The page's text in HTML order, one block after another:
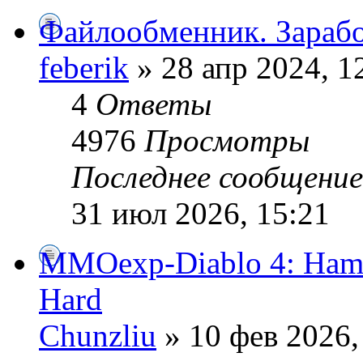
Файлообменник.
feberik » 28 апр 2024,
4 Ответы
4976 Просмотры
Последнее
31 июл 2026, 15:21
MMOexp-Diablo 4:
Hard
Chunzliu » 10 фев